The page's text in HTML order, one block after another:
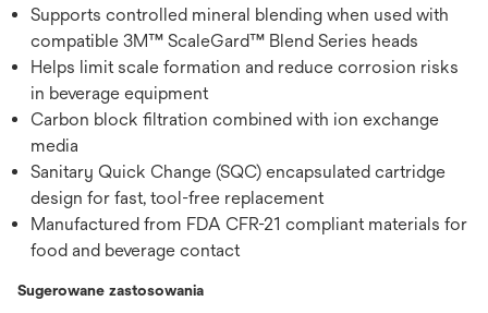
Supports controlled mineral blending when used with
compatible 3M™ ScaleGard™ Blend Series heads
Helps limit scale formation and reduce corrosion risks
in beverage equipment
Carbon block filtration combined with ion exchange
media
Sanitary Quick Change (SQC) encapsulated cartridge
design for fast, tool-free replacement
Manufactured from FDA CFR-21 compliant materials for
food and beverage contact
Sugerowane zastosowania